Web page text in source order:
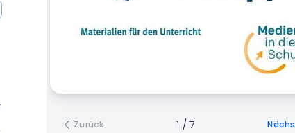
Zurück 1 /7